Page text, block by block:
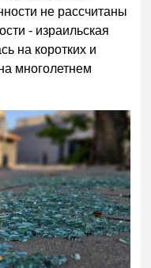
не рассчитаны
- израильская
на коротких и
многолетнем